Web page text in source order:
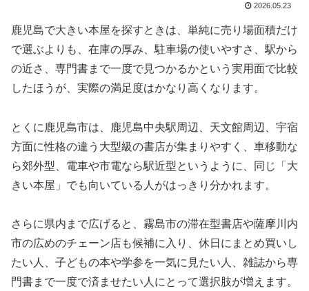
2026.05.23
鹿児島で大きい本屋を探すときは、単純に売り場面積だけ
で選ぶよりも、在庫の厚み、駐車場の使いやすさ、駅から
の近さ、専門書まで一度で見つかるかという実用面で比較
したほうが、実際の満足度はかなり高くなります。
とくに鹿児島市は、鹿児島中央駅周辺、天文館周辺、宇宿
方面に性格の違う大型級の書店が集まりやすく、車移動な
ら郊外型、電車や市電なら駅近型というように、同じ「大
きい本屋」でも向いている人がはっきり分かれます。
さらに県内まで広げると、霧島市の滞在型書店や薩摩川内
市の広めのチェーン店も候補に入り、休日にまとめ買いし
たい人、子どもの本や学参を一気に見たい人、雑誌から専
門書まで一度で済ませたい人にとって選択肢が増えます。